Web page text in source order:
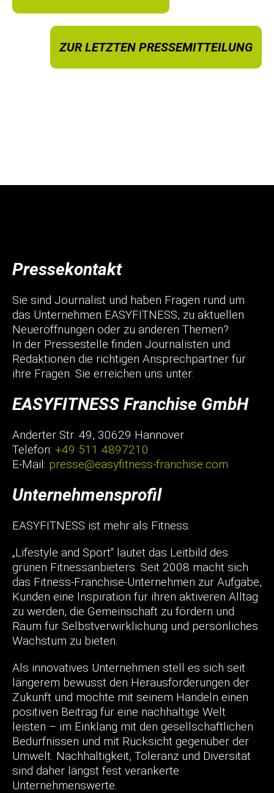
ZUR LETZTEN PRESSEMITTEILUNG
Pressekontakt
Sie sind Journalist und haben Fragen rund um
das Unternehmen EASYFITNESS, zu aktuellen
Neueröffnungen oder zu anderen Themen?
In der Pressestelle finden Journalisten und
Redaktionen die richtigen Ansprechpartner für
ihre Fragen. Sie erreichen uns unter:
EASYFITNESS Franchise GmbH
Anderter Str. 49, 30629 Hannover
Telefon: +49 511 4897210
E-Mail: presse@easyfitness-franchise.com
Unternehmensprofil
EASYFITNESS ist mehr als Fitness.
„Lifestyle and Sport“ lautet das Leitbild des
grünen Fitnessanbieters. Seit 2008 macht sich
das Fitness-Franchise-Unternehmen zur Aufgabe,
Kunden eine Inspiration für ihren aktiveren Alltag
zu werden, die Gemeinschaft zu fördern und
Raum für Selbstverwirklichung und persönliches
Wachstum zu bieten.
Als innovatives Unternehmen stell es sich seit
längerem bewusst den Herausforderungen der
Zukunft und möchte mit seinem Handeln einen
positiven Beitrag für eine nachhaltige Welt
leisten – im Einklang mit den gesellschaftlichen
Bedürfnissen und mit Rücksicht gegenüber der
Umwelt. Nachhaltigkeit, Toleranz und Diversität
sind daher längst fest verankerte
Unternehmenswerte.